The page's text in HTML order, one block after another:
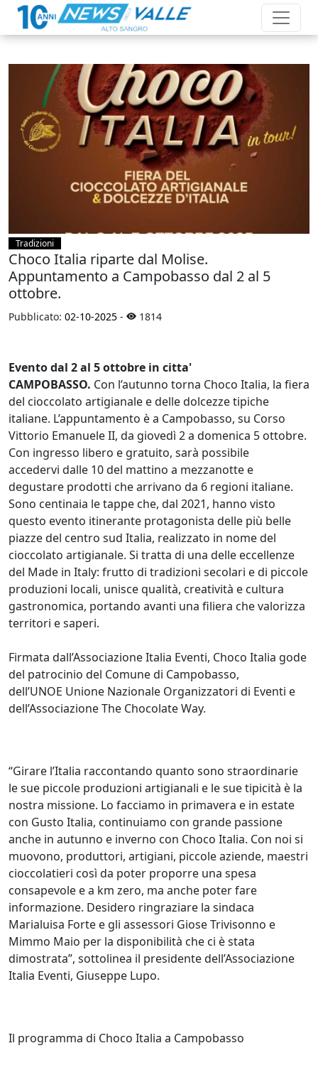
Tradizioni
Choco Italia riparte dal Molise.
Appuntamento a Campobasso dal 2 al 5
ottobre.
Pubblicato: 02-10-2025 - 1814
Evento dal 2 al 5 ottobre in citta'
CAMPOBASSO. Con l’autunno torna Choco Italia, la fiera
del cioccolato artigianale e delle dolcezze tipiche
italiane. L’appuntamento è a Campobasso, su Corso
Vittorio Emanuele II, da giovedì 2 a domenica 5 ottobre.
Con ingresso libero e gratuito, sarà possibile
accedervi dalle 10 del mattino a mezzanotte e
degustare prodotti che arrivano da 6 regioni italiane.
Sono centinaia le tappe che, dal 2021, hanno visto
questo evento itinerante protagonista delle più belle
piazze del centro sud Italia, realizzato in nome del
cioccolato artigianale. Si tratta di una delle eccellenze
del Made in Italy: frutto di tradizioni secolari e di piccole
produzioni locali, unisce qualità, creatività e cultura
gastronomica, portando avanti una filiera che valorizza
territori e saperi.
Firmata dall’Associazione Italia Eventi, Choco Italia gode
del patrocinio del Comune di Campobasso,
dell’UNOE Unione Nazionale Organizzatori di Eventi e
dell’Associazione The Chocolate Way.
“Girare l’Italia raccontando quanto sono straordinarie
le sue piccole produzioni artigianali e le sue tipicità è la
nostra missione. Lo facciamo in primavera e in estate
con Gusto Italia, continuiamo con grande passione
anche in autunno e inverno con Choco Italia. Con noi si
muovono, produttori, artigiani, piccole aziende, maestri
cioccolatieri così da poter proporre una spesa
consapevole e a km zero, ma anche poter fare
informazione. Desidero ringraziare la sindaca
Marialuisa Forte e gli assessori Giose Trivisonno e
Mimmo Maio per la disponibilità che ci è stata
dimostrata”, sottolinea il presidente dell’Associazione
Italia Eventi, Giuseppe Lupo.
Il programma di Choco Italia a Campobasso